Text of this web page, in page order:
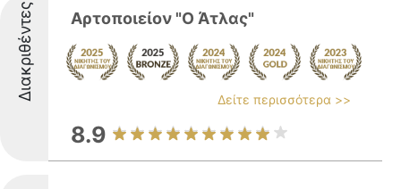
Διακριθέντες Αρτοποιείον "Ο Άτλας"
Δείτε περισσότερα >>
8.9